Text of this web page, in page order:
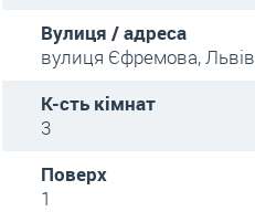
Вулиця / адреса
вулиця Єфремова, Львів
К-сть кімнат
3
Поверх
1